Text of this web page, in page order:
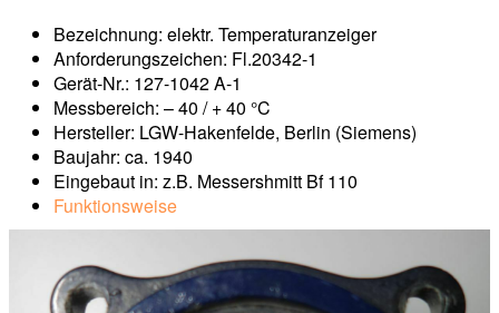
Bezeichnung: elektr. Temperaturanzeiger
Anforderungszeichen: Fl.20342-1
Gerät-Nr.: 127-1042 A-1
Messbereich: – 40 / + 40 °C
Hersteller: LGW-Hakenfelde, Berlin (Siemens)
Baujahr: ca. 1940
Eingebaut in: z.B. Messershmitt Bf 110
Funktionsweise